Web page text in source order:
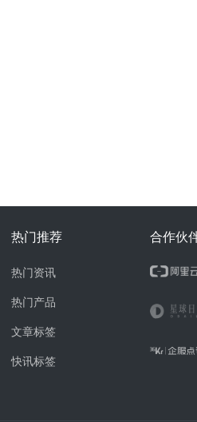
热门推荐
热门资讯
热门产品
文章标签
快讯标签
合作伙